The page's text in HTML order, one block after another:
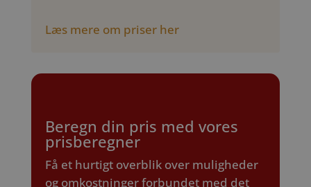
Læs mere om priser her
Beregn din pris med vores
prisberegner
Få et hurtigt overblik over muligheder
og omkostninger forbundet med det